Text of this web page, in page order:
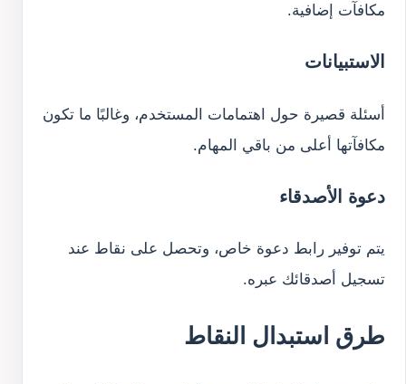
مكافآت إضافية.
الاستبيانات
أسئلة قصيرة حول اهتمامات المستخدم، وغالبًا ما تكون
مكافآتها أعلى من باقي المهام.
دعوة الأصدقاء
يتم توفير رابط دعوة خاص، وتحصل على نقاط عند
تسجيل أصدقائك عبره.
طرق استبدال النقاط